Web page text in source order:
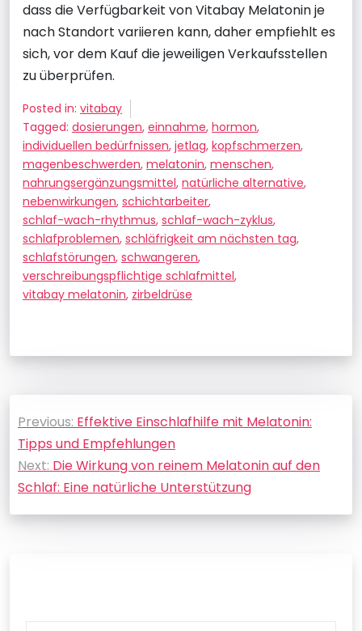
dass die Verfügbarkeit von Vitabay Melatonin je
nach Standort variieren kann, daher empfiehlt es
sich, vor dem Kauf die jeweiligen Verkaufsstellen
zu überprüfen.
Posted in: vitabay
Tagged: dosierungen, einnahme, hormon,
individuellen bedürfnissen, jetlag, kopfschmerzen,
magenbeschwerden, melatonin, menschen,
nahrungsergänzungsmittel, natürliche alternative,
nebenwirkungen, schichtarbeiter,
schlaf-wach-rhythmus, schlaf-wach-zyklus,
schlafproblemen, schläfrigkeit am nächsten tag,
schlafstörungen, schwangeren,
verschreibungspflichtige schlafmittel,
vitabay melatonin, zirbeldrüse
Beitragsnavigation
Previous: Effektive Einschlafhilfe mit Melatonin:
Tipps und Empfehlungen
Next: Die Wirkung von reinem Melatonin auf den
Schlaf: Eine natürliche Unterstützung